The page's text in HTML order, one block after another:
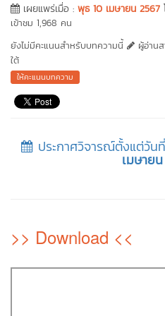
เผยแพร่เมื่อ : พุธ 10 เมษายน 2567
เข้าชม 1,968 คน
ยังไม่มีคะแนนสำหรับบทความนี้
ผู้อ่าน
ใต้
ให้คะแนนบทความ
ประกาศวิจารณ์ตั้งแต่วันที่
เมษาย
>> Download <<